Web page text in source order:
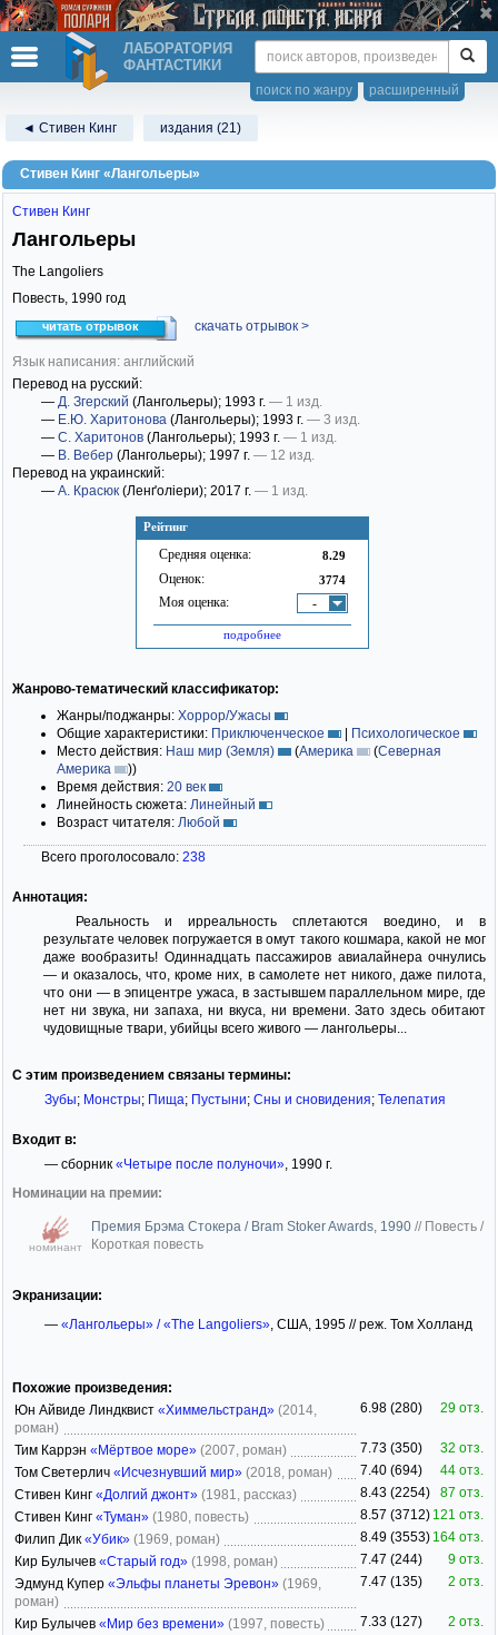
ЛАБОРАТОРИЯ
ФАНТАСТИКИ
расширенный
поиск по жанру
◄ Стивен Кинг издания (21)
Стивен Кинг «Лангольеры»
Рейтинг
Средняя оценка: 8.29
Оценок: 3774
Моя оценка: -
подробнее
Стивен Кинг
Лангольеры
The Langoliers
Повесть, 1990 год
читать отрывок скачать отрывок >
Язык написания: английский
Перевод на русский:
— Д. Згерский (Лангольеры); 1993 г. — 1 изд.
— Е.Ю. Харитонова (Лангольеры); 1993 г. — 3 изд.
— С. Харитонов (Лангольеры); 1993 г. — 1 изд.
— В. Вебер (Лангольеры); 1997 г. — 12 изд.
Перевод на украинский:
— А. Красюк (Ленґоліери); 2017 г. — 1 изд.
Жанрово-тематический классификатор:
Жанры/поджанры: Хоррор/Ужасы
Общие характеристики: Приключенческое | Психологическое
Место действия: Наш мир (Земля) (Америка (Северная
Америка
))
Время действия: 20 век
Линейность сюжета: Линейный
Возраст читателя: Любой
Всего проголосовало: 238
Аннотация:
Реальность и ирреальность сплетаются воедино, и в
результате человек погружается в омут такого кошмара, какой не мог
даже вообразить! Одиннадцать пассажиров авиалайнера очнулись
— и оказалось, что, кроме них, в самолете нет никого, даже пилота,
что они — в эпицентре ужаса, в застывшем параллельном мире, где
нет ни звука, ни запаха, ни вкуса, ни времени. Зато здесь обитают
чудовищные твари, убийцы всего живого — лангольеры...
С этим произведением связаны термины:
Зубы; Монстры; Пища; Пустыни; Сны и сновидения; Телепатия
Входит в:
— сборник «Четыре после полуночи», 1990 г.
Номинации на премии:
номинант
Премия Брэма Стокера / Bram Stoker Awards, 1990 // Повесть /
Короткая повесть
Экранизации:
— «Лангольеры» / «The Langoliers», США, 1995 // реж. Том Холланд
Похожие произведения:
Юн Айвиде Линдквист «Химмельстранд» (2014,
роман)
6.98 (280) 29 отз.
Тим Каррэн «Мёртвое море» (2007, роман) 7.73 (350)
32 отз.
Том Светерлич «Исчезнувший мир» (2018, роман) 7.40 (694)
44 отз.
Стивен Кинг «Долгий джонт» (1981, рассказ) 8.43 (2254)
87 отз.
Стивен Кинг «Туман» (1980, повесть) 8.57 (3712) 121 отз.
Филип Дик «Убик» (1969, роман) 8.49 (3553) 164 отз.
Кир Булычев «Старый год» (1998, роман) 7.47 (244)
9 отз.
Эдмунд Купер «Эльфы планеты Эревон» (1969,
роман)
7.47 (135) 2 отз.
Кир Булычев «Мир без времени» (1997, повесть) 7.33 (127)
2 отз.